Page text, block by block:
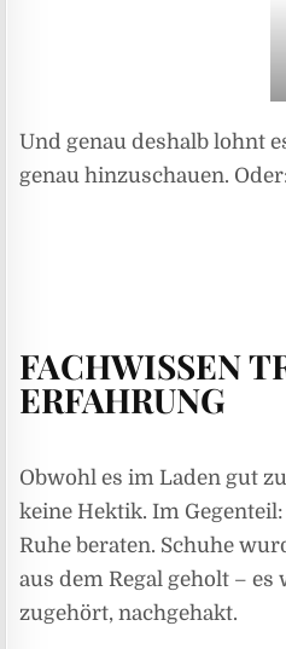
Und genau deshalb lohnt
genau hinzuschauen.
FACHWISSEN
ERFAHRUNG
Obwohl es im Laden gut
keine Hektik. Im
Ruhe beraten. Schuhe
aus dem Regal geholt – es
zugehört, nachgehakt.